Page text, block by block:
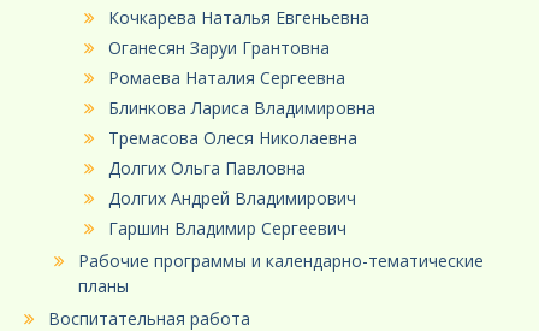
Кочкарева Наталья Евгеньевна
Оганесян Заруи Грантовна
Ромаева Наталия Сергеевна
Блинкова Лариса Владимировна
Тремасова Олеся Николаевна
Долгих Ольга Павловна
Долгих Андрей Владимирович
Гаршин Владимир Сергеевич
Рабочие программы и календарно-тематические
планы
Воспитательная работа